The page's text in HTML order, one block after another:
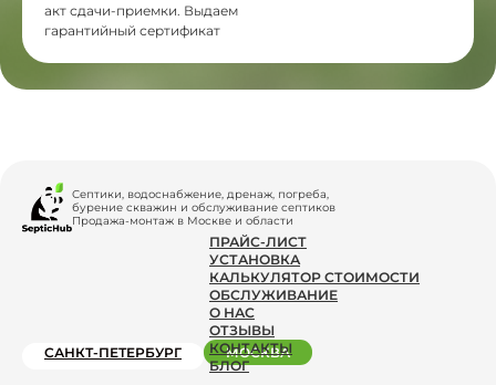
акт сдачи-приемки. Выдаем
гарантийный сертификат
Септики, водоснабжение, дренаж, погреба,
бурение скважин и обслуживание септиков
Продажа-монтаж в Москве и области
ПРАЙС-ЛИСТ
УСТАНОВКА
КАЛЬКУЛЯТОР СТОИМОСТИ
ОБСЛУЖИВАНИЕ
О НАС
ОТЗЫВЫ
КОНТАКТЫ
БЛОГ
САНКТ-ПЕТЕРБУРГ МОСКВА